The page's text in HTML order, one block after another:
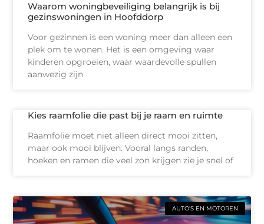
Waarom woningbeveiliging belangrijk is bij
gezinswoningen in Hoofddorp
Voor gezinnen is een woning meer dan alleen een
plek om te wonen. Het is een omgeving waar
kinderen opgroeien, waar waardevolle spullen
aanwezig zijn
Kies raamfolie die past bij je raam en ruimte
Raamfolie moet niet alleen direct mooi zitten,
maar ook mooi blijven. Vooral langs randen,
hoeken en ramen die veel zon krijgen zie je snel of
AUTO'S EN MOTOREN